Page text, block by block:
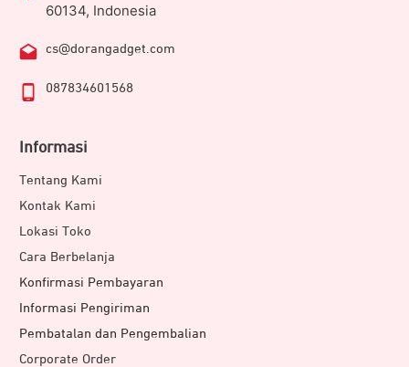
60134, Indonesia
cs@dorangadget.com
087834601568
Informasi
Tentang Kami
Kontak Kami
Lokasi Toko
Cara Berbelanja
Konfirmasi Pembayaran
Informasi Pengiriman
Pembatalan dan Pengembalian
Corporate Order